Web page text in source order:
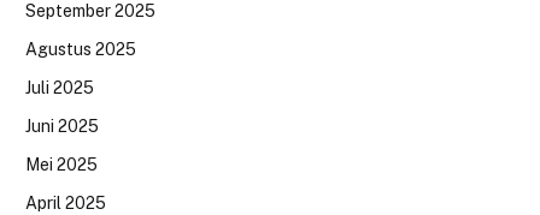
September 2025
Agustus 2025
Juli 2025
Juni 2025
Mei 2025
April 2025